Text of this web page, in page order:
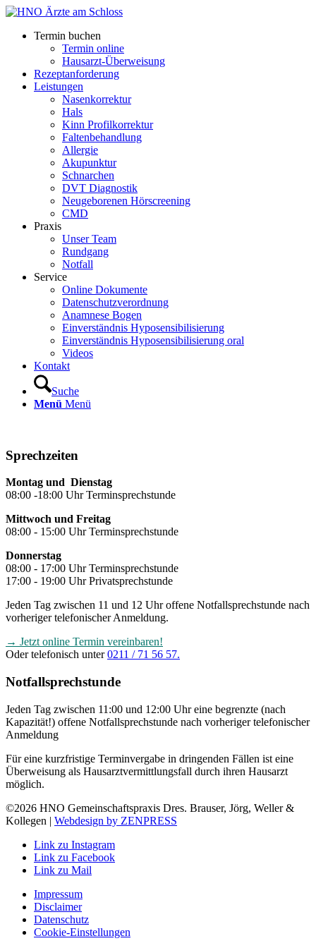
Termin buchen
Termin online
Hausarzt-Überweisung
Rezeptanforderung
Leistungen
Nasenkorrektur
Hals
Kinn Profilkorrektur
Faltenbehandlung
Allergie
Akupunktur
Schnarchen
DVT Diagnostik
Neugeborenen Hörscreening
CMD
Praxis
Unser Team
Rundgang
Notfall
Service
Online Dokumente
Datenschutzverordnung
Anamnese Bogen
Einverständnis Hyposensibilisierung
Einverständnis Hyposensibilisierung oral
Videos
Kontakt
Suche
Menü Menü
Sprechzeiten
Montag und Dienstag
08:00 -18:00 Uhr Terminsprechstunde
Mittwoch und Freitag
08:00 - 15:00 Uhr Terminsprechstunde
Donnerstag
08:00 - 17:00 Uhr Terminsprechstunde
17:00 - 19:00 Uhr Privatsprechstunde
Jeden Tag zwischen 11 und 12 Uhr offene Notfallsprechstunde nach
vorheriger telefonischer Anmeldung.
→ Jetzt online Termin vereinbaren!
Oder telefonisch unter0211 / 71 56 57.
Notfallsprechstunde
Jeden Tag zwischen 11:00 und 12:00 Uhr eine begrenzte (nach
Kapazität!) offene Notfallsprechstunde nach vorheriger telefonischer
Anmeldung
Für eine kurzfristige Terminvergabe in dringenden Fällen ist eine
Überweisung als Hausarztvermittlungsfall durch ihren Hausarzt
möglich.
©2026 HNO Gemeinschaftspraxis Dres. Brauser, Jörg, Weller &
Kollegen | Webdesign by ZENPRESS
Link zu Instagram
Link zu Facebook
Link zu Mail
Impressum
Disclaimer
Datenschutz
Cookie-Einstellungen